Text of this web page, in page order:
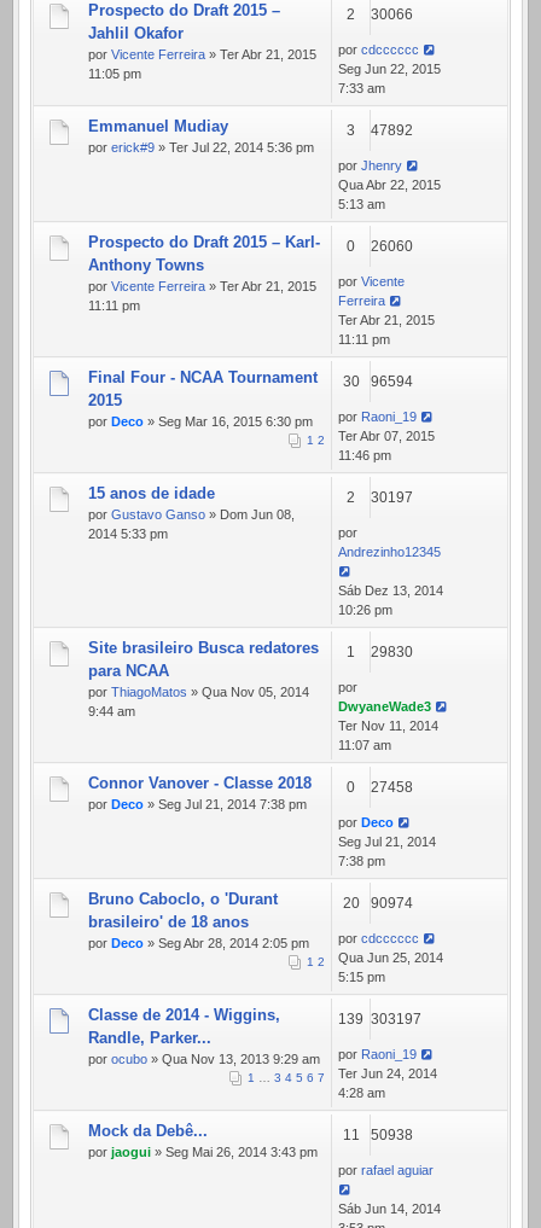
Prospecto do Draft 2015 –
Jahlil Okafor
por Vicente Ferreira » Ter Abr 21, 2015
11:05 pm
2 30066
por cdcccccc
Seg Jun 22, 2015
7:33 am
Emmanuel Mudiay
por erick#9 » Ter Jul 22, 2014 5:36 pm
3 47892
por Jhenry
Qua Abr 22, 2015
5:13 am
Prospecto do Draft 2015 – Karl-
Anthony Towns
por Vicente Ferreira » Ter Abr 21, 2015
11:11 pm
0 26060
por Vicente
Ferreira
Ter Abr 21, 2015
11:11 pm
Final Four - NCAA Tournament
2015
por Deco » Seg Mar 16, 2015 6:30 pm
1 2
30 96594
por Raoni_19
Ter Abr 07, 2015
11:46 pm
15 anos de idade
por Gustavo Ganso » Dom Jun 08,
2014 5:33 pm
2 30197
por
Andrezinho12345
Sáb Dez 13, 2014
10:26 pm
Site brasileiro Busca redatores
para NCAA
por ThiagoMatos » Qua Nov 05, 2014
9:44 am
1 29830
por
DwyaneWade3
Ter Nov 11, 2014
11:07 am
Connor Vanover - Classe 2018
por Deco » Seg Jul 21, 2014 7:38 pm
0 27458
por Deco
Seg Jul 21, 2014
7:38 pm
Bruno Caboclo, o 'Durant
brasileiro' de 18 anos
por Deco » Seg Abr 28, 2014 2:05 pm
1 2
20 90974
por cdcccccc
Qua Jun 25, 2014
5:15 pm
Classe de 2014 - Wiggins,
Randle, Parker...
por ocubo » Qua Nov 13, 2013 9:29 am
1 … 3 4 5 6 7
139 303197
por Raoni_19
Ter Jun 24, 2014
4:28 am
Mock da Debê...
por jaogui » Seg Mai 26, 2014 3:43 pm
11 50938
por rafael aguiar
Sáb Jun 14, 2014